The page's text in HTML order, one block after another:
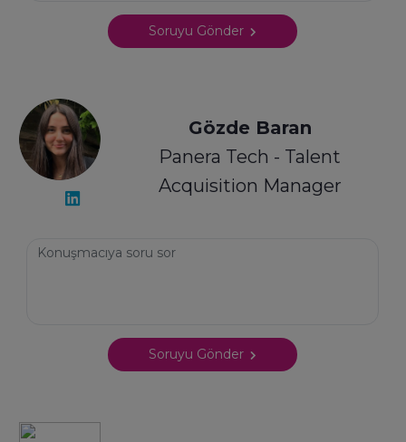
Soruyu Gönder
Gözde Baran
Panera Tech - Talent
Acquisition Manager
Soruyu Gönder